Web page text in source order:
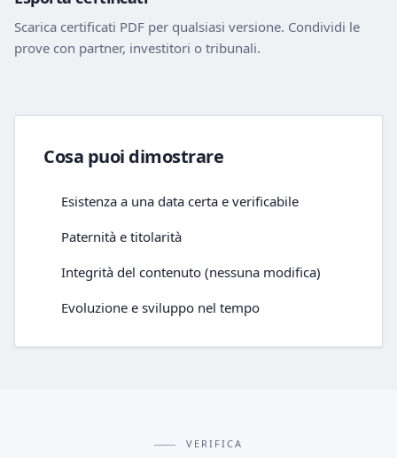
Scarica certificati PDF per qualsiasi versione. Condividi le
prove con partner, investitori o tribunali.
Cosa puoi dimostrare
Esistenza a una data certa e verificabile
Paternità e titolarità
Integrità del contenuto (nessuna modifica)
Evoluzione e sviluppo nel tempo
VERIFICA